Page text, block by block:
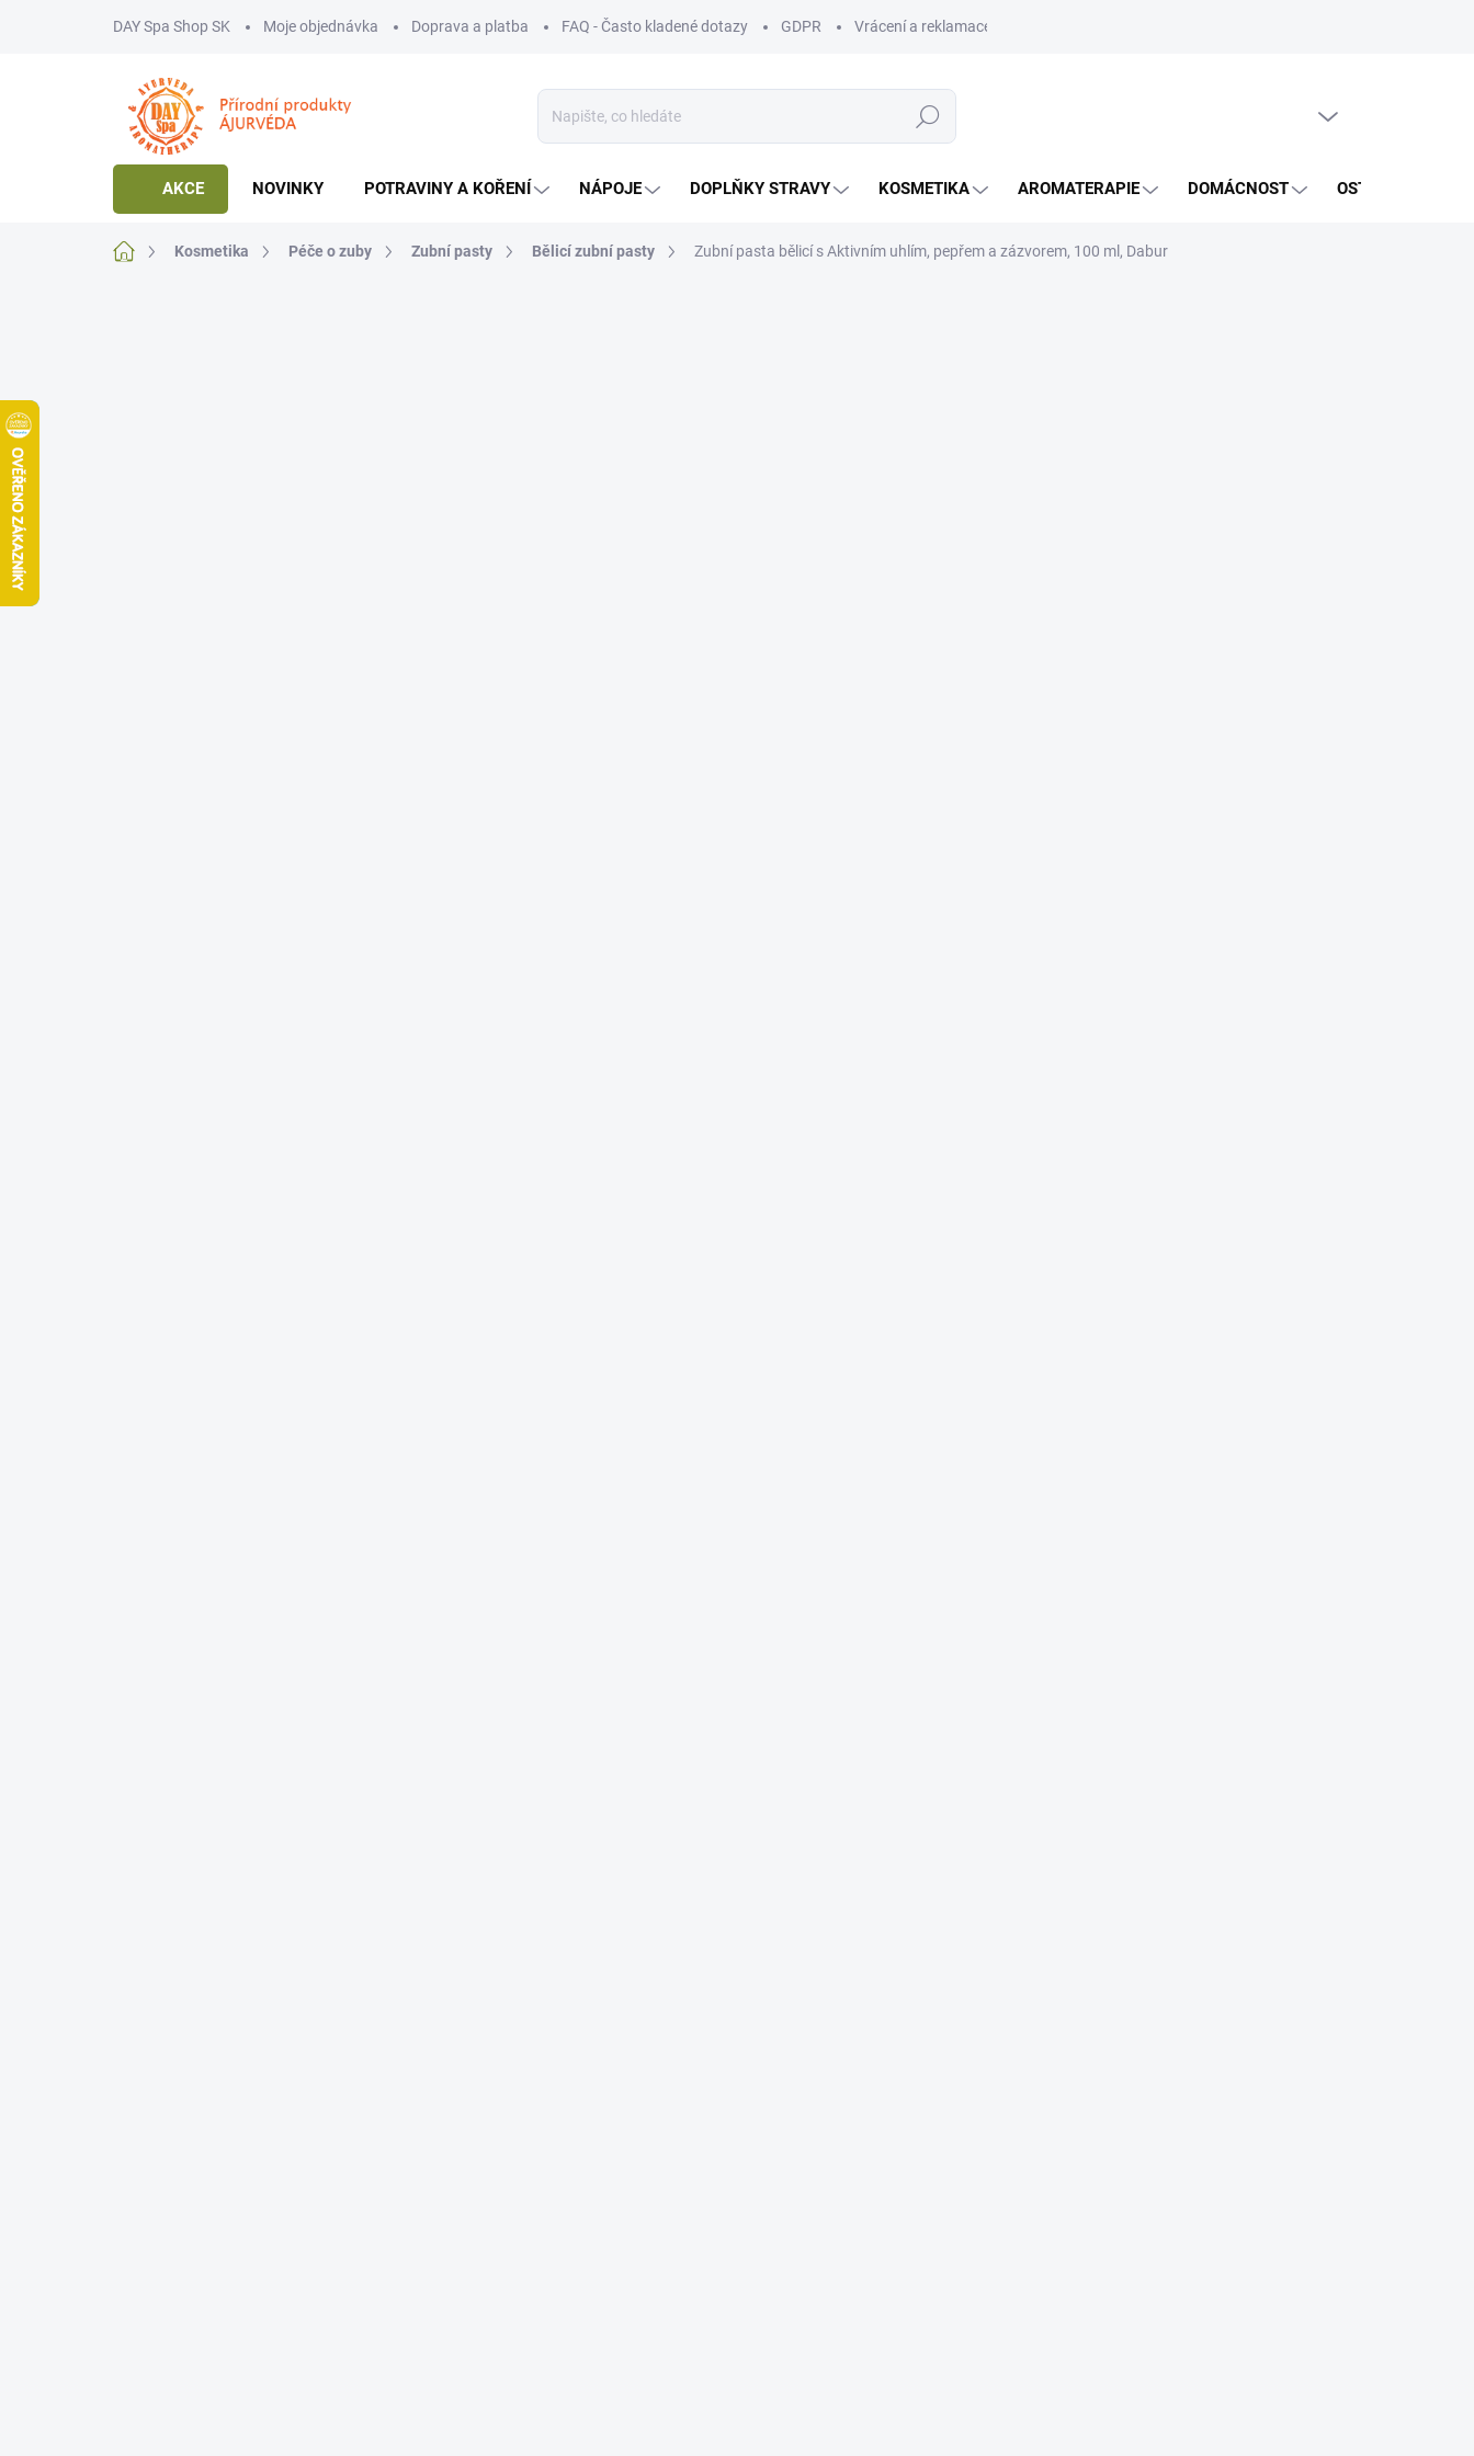
DAY Spa Shop SK Moje objednávka Doprava a platba FAQ - Často kladené dotazy GDPR Vrácení a reklamace zboží
Hledat
AKCE NOVINKY POTRAVINY A KOŘENÍ NÁPOJE DOPLŇKY STRAVY KOSMETIKA AROMATERAPIE DOMÁCNOST OSTATNÍ
Domů Kosmetika Péče o zuby Zubní pasty Bělicí zubní pasty Zubní pasta bělicí s Aktivním uhlím, pepřem a zázvorem, 100 ml, Dabur